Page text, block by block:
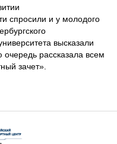
спросили и у молодого
высказали
рассказала всем
зачет».